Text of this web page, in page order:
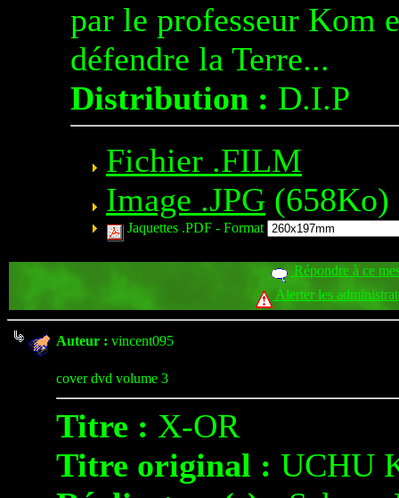
par le professeur Kom
défendre la Terre...
Distribution : D.I.P
Fichier .FILM
Image .JPG (658Ko)
Jaquettes .PDF - Format
Répondre à ce
Alerter les
Auteur : vincent095
cover dvd volume 3
Titre : X-OR
Titre original : UCHU